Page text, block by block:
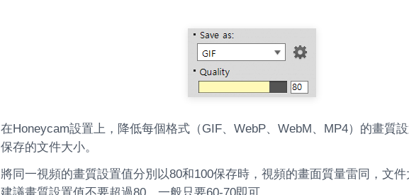
在Honeycam設置上，降低每個格式（GIF、WebP、WebM、MP4）的畫質
保存的文件大小。
將同一視頻的畫質設置值分別以80和100保存時，視頻的畫面質量雷同，文件